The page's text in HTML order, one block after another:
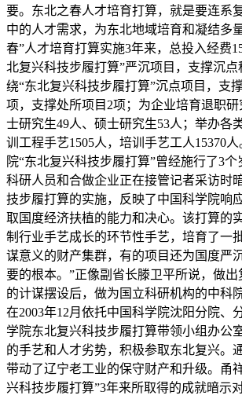
要。东北之春人才培育打算，就是要连系
中的人才需求，为东北地域培育和凝结多
春”人才培育打算实施3年来，总投入经费
北复兴科技步履打算”严沉项目，支撑沉点
绕“东北复兴科技步履打算”沉点项目，支
项，支撑处所项目2项；为企业培育退职
士研究生49人、硕士研究生53人；举办各
训工程手艺1505人，培训手艺工人15370
院“东北复兴科技步履打算”曾经施行了3
科研人员和合做企业正在接管记者采访时
技步履打算的实施，反映了中国科学院响
取国度经济扶植的能力和决心。该打算的
制行业手艺成长的环节性手艺，培育了一
谋意义的财产集群，有的项目还为国度严
要的根本。”正像副省长滕卫平所说，做
的计谋摆设后，做为国立科研机构的中科
在2003年12月依托中国科学院沈阳分院、
学院东北复兴科技步履打算带领小组办公
的手艺和人才劣势，积极参取东北复兴。
带动了辽宁老工业的保守财产和升级。甬
兴科技步履打算”3年来所取得的成就暗示